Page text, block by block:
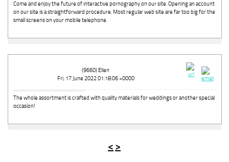
Come and enjoy the future of interactive pornography on our site. Opening an account
on our site is a straightforward procedure. Most regular web site are far too big for the
small screens on your mobile telephone.
(9660) Ellen
Fri, 17 June 2022 01:18:06 +0000
The whole assortment is crafted with quality materials for weddings or another special
occasion!
< >